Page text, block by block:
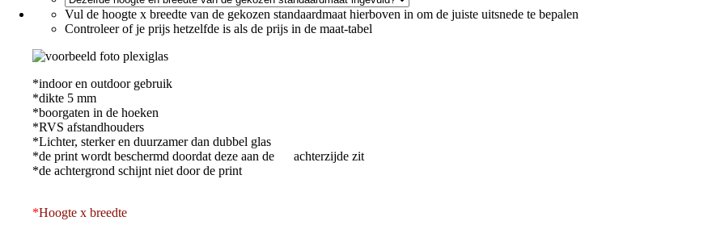
Vul de hoogte x breedte van de gekozen standaardmaat hierboven in om de juiste uitsnede te bepalen
Controleer of je prijs hetzelfde is als de prijs in de maat-tabel
*indoor en outdoor gebruik
*dikte 5 mm
*boorgaten in de hoeken
*RVS afstandhouders
*Lichter, sterker en duurzamer dan dubbel glas
*de print wordt beschermd doordat deze aan de achterzijde zit
*de achtergrond schijnt niet door de print
*Hoogte x breedte